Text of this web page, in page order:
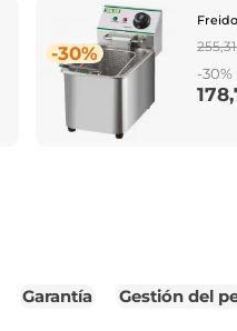
-30%
price
-30%
Price
Garantía Gestión del